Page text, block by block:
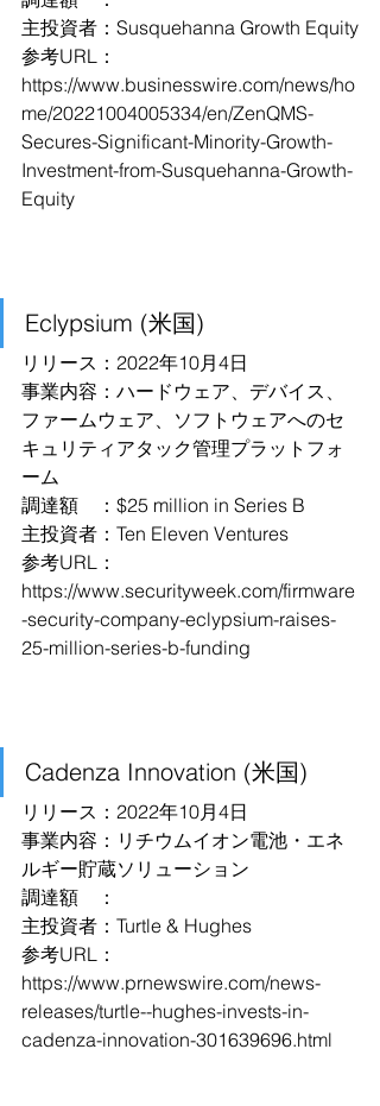
主投資者：Susquehanna Growth Equity
参考URL：
https://www.businesswire.com/news/ho
me/20221004005334/en/ZenQMS-
Secures-Significant-Minority-Growth-
Investment-from-Susquehanna-Growth-
Equity
Eclypsium (米国)
リリース：2022年10月4日
事業内容：ハードウェア、デバイス、
ファームウェア、ソフトウェアへのセ
キュリティアタック管理プラットフォ
ーム
調達額　：$25 million in Series B
主投資者：Ten Eleven Ventures
参考URL：
https://www.securityweek.com/firmware
-security-company-eclypsium-raises-
25-million-series-b-funding
Cadenza Innovation (米国)
リリース：2022年10月4日
事業内容：リチウムイオン電池・エネ
ルギー貯蔵ソリューション
調達額　：
主投資者：Turtle & Hughes
参考URL：
https://www.prnewswire.com/news-
releases/turtle--hughes-invests-in-
cadenza-innovation-301639696.html